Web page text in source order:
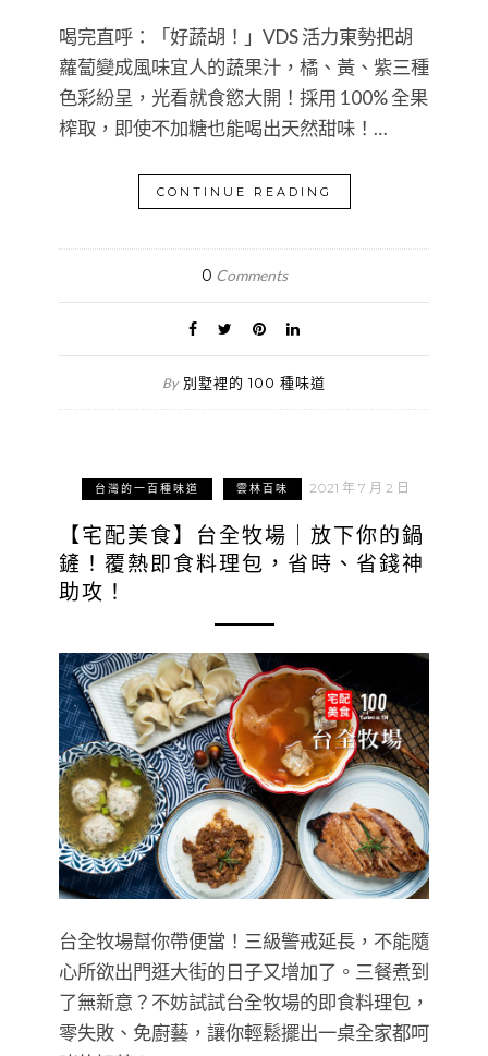
喝完直呼：「好蔬胡！」VDS 活力東勢把胡
蘿蔔變成風味宜人的蔬果汁，橘、黃、紫三種
色彩紛呈，光看就食慾大開！採用 100% 全果
榨取，即使不加糖也能喝出天然甜味！…
CONTINUE READING
0 Comments
By 別墅裡的 100 種味道
台灣的一百種味道 雲林百味 2021 年 7 月 2 日
【宅配美食】台全牧場｜放下你的鍋
鏟！覆熱即食料理包，省時、省錢神
助攻！
台全牧場幫你帶便當！三級警戒延長，不能隨
心所欲出門逛大街的日子又增加了。三餐煮到
了無新意？不妨試試台全牧場的即食料理包，
零失敗、免廚藝，讓你輕鬆擺出一桌全家都呵